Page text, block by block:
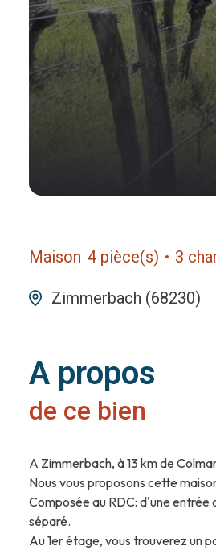
Maison 4 pièce(s) 3
Zimmerbach (68230)
A propos
de ce bien
A Zimmerbach, à 13 km de
Nous vous proposons cette
Composée au RDC: d'une entrée
séparé.
Au 1er étage, vous trouverez un